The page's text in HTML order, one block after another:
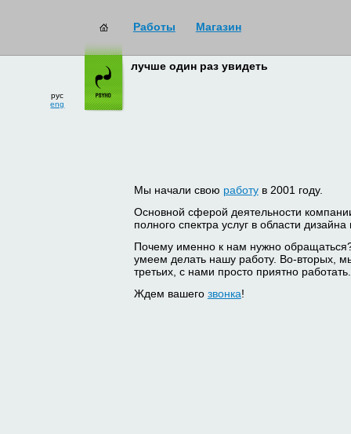
Работы Магазин
рус
eng
лучше один раз увидеть
Мы начали свою работув 2001 году.
Основной сферой деятельности
полного спектра услуг в области
Почему именно к нам нужно
умеем делать нашу работу. Во-вторых,
третьих, с нами просто приятно работать.
Ждем вашего звонка!